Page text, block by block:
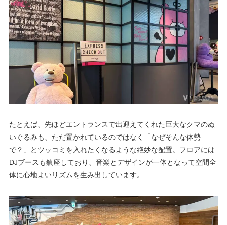
たとえば、先ほどエントランスで出迎えてくれた巨大なクマのぬ
いぐるみも、ただ置かれているのではなく「なぜそんな体勢
で？」とツッコミを入れたくなるような絶妙な配置。フロアには
DJブースも鎮座しており、音楽とデザインが一体となって空間全
体に心地よいリズムを生み出しています。